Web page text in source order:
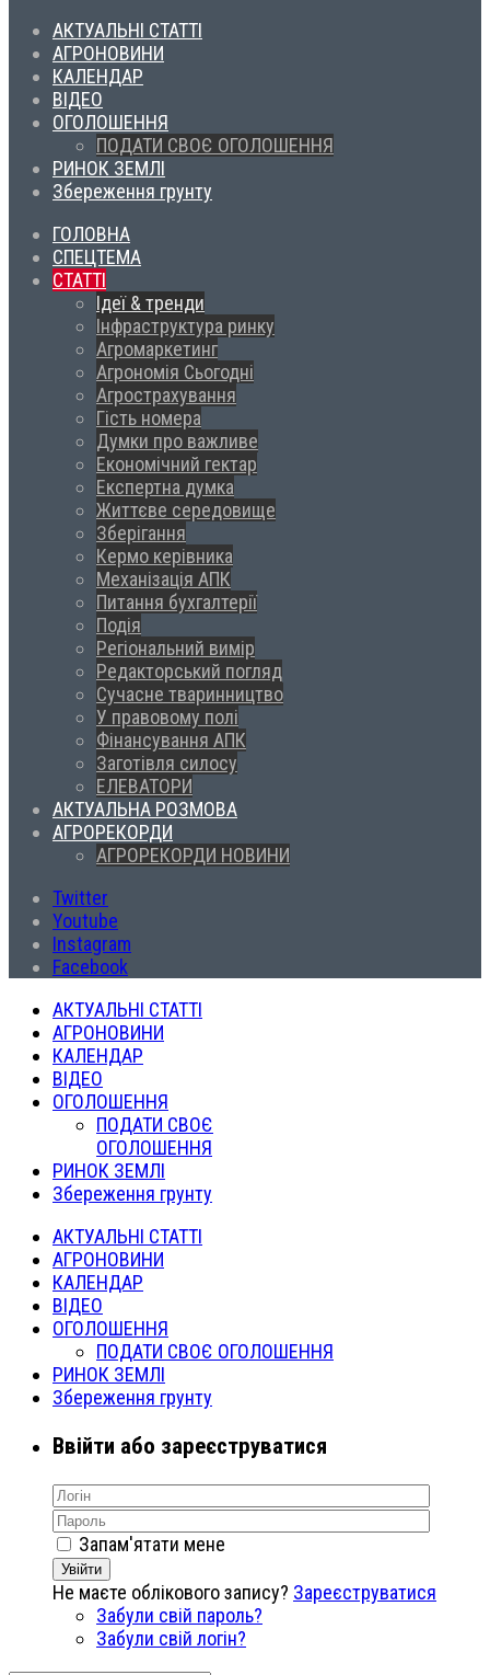
АКТУАЛЬНІ СТАТТІ
АГРОНОВИНИ
КАЛЕНДАР
ВІДЕО
ОГОЛОШЕННЯ
ПОДАТИ СВОЄ ОГОЛОШЕННЯ
РИНОК ЗЕМЛІ
Збереження грунту
ГОЛОВНА
СПЕЦТЕМА
СТАТТІ
Ідеї & тренди
Інфраструктура ринку
Агромаркетинг
Агрономія Сьогодні
Агрострахування
Гість номера
Думки про важливе
Економічний гектар
Експертна думка
Життєве середовище
Зберігання
Кермо керівника
Механізація АПК
Питання бухгалтерії
Подія
Регіональний вимір
Редакторський погляд
Сучасне тваринництво
У правовому полі
Фінансування АПК
Заготівля силосу
ЕЛЕВАТОРИ
АКТУАЛЬНА РОЗМОВА
АГРОРЕКОРДИ
АГРОРЕКОРДИ НОВИНИ
Twitter
Youtube
Instagram
Facebook
АКТУАЛЬНІ СТАТТІ
АГРОНОВИНИ
КАЛЕНДАР
ВІДЕО
ОГОЛОШЕННЯ
ПОДАТИ СВОЄ
ОГОЛОШЕННЯ
РИНОК ЗЕМЛІ
Збереження грунту
АКТУАЛЬНІ СТАТТІ
АГРОНОВИНИ
КАЛЕНДАР
ВІДЕО
ОГОЛОШЕННЯ
ПОДАТИ СВОЄ ОГОЛОШЕННЯ
РИНОК ЗЕМЛІ
Збереження грунту
Ввійти або зареєструватися
Запам'ятати мене
Увійти
Не маєте облікового запису? Зареєструватися
Забули свій пароль?
Забули свій логін?